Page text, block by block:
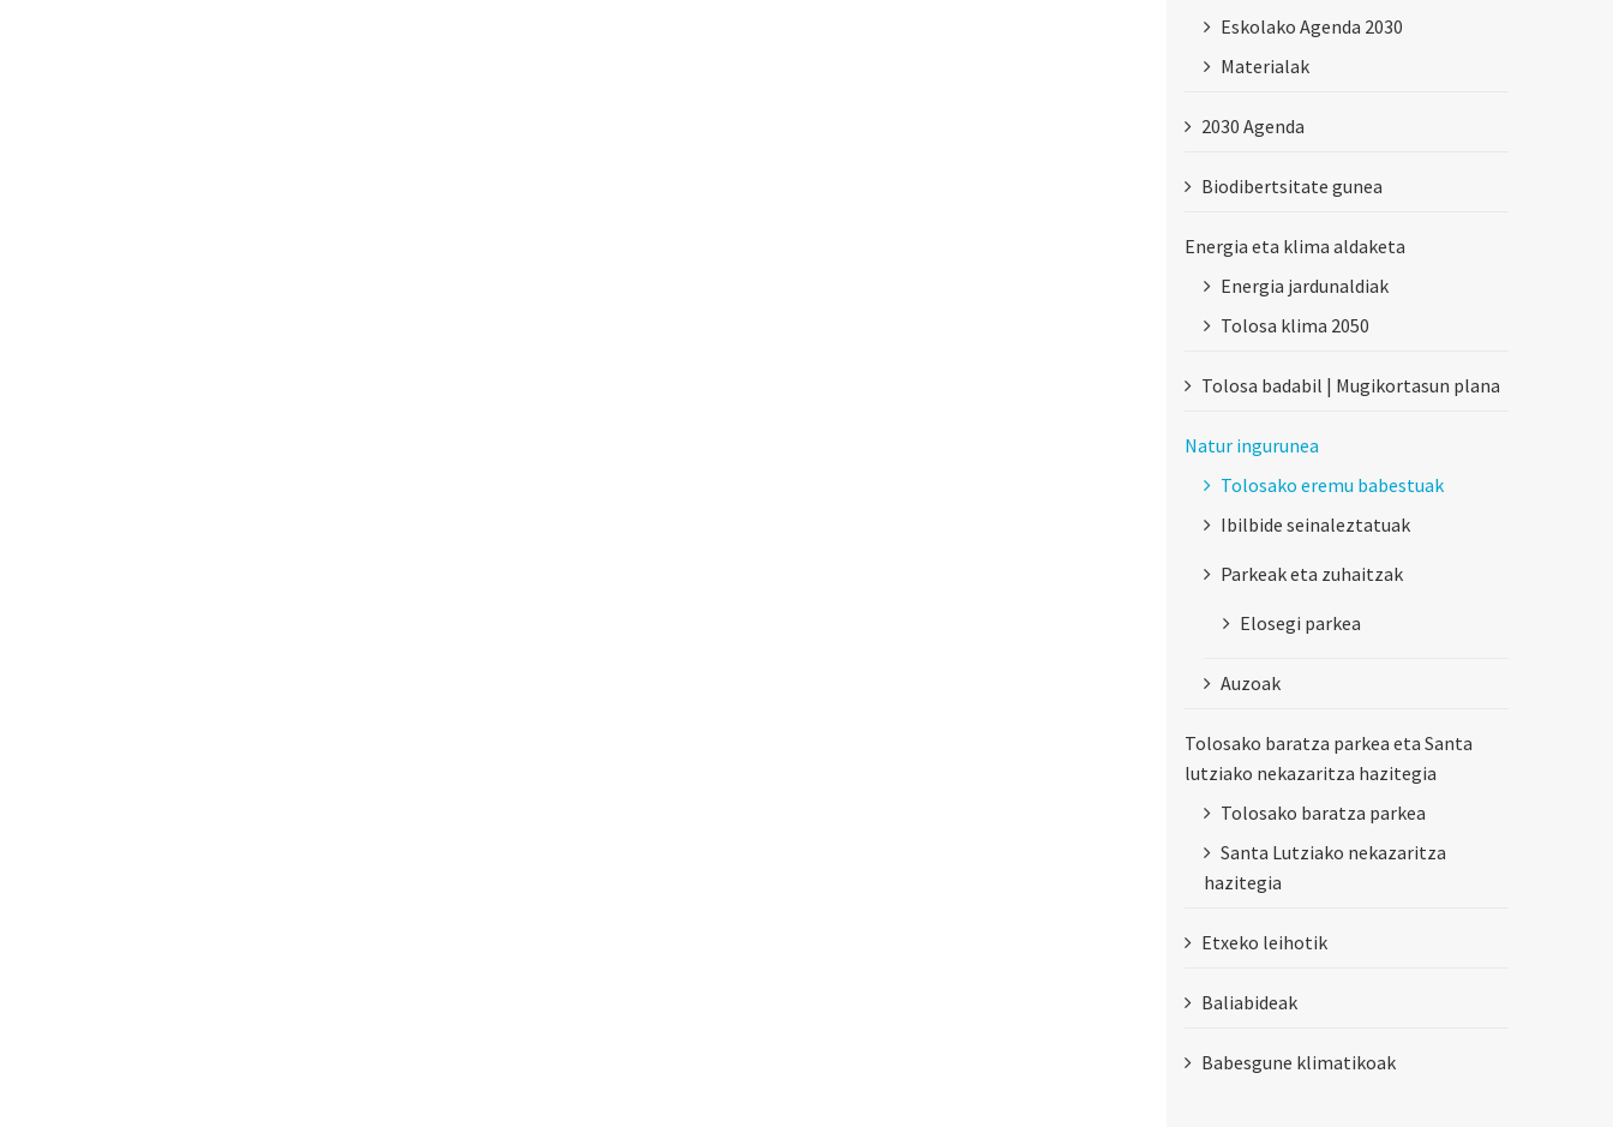
Eskolako Agenda 2030
Materialak
2030 Agenda
Biodibertsitate gunea
Energia eta klima aldaketa
Energia jardunaldiak
Tolosa klima 2050
Tolosa badabil | Mugikortasun plana
Natur ingurunea
Tolosako eremu babestuak
Ibilbide seinaleztatuak
Parkeak eta zuhaitzak
Elosegi parkea
Auzoak
Tolosako baratza parkea eta Santa
lutziako nekazaritza hazitegia
Tolosako baratza parkea
Santa Lutziako nekazaritza
hazitegia
Etxeko leihotik
Baliabideak
Babesgune klimatikoak